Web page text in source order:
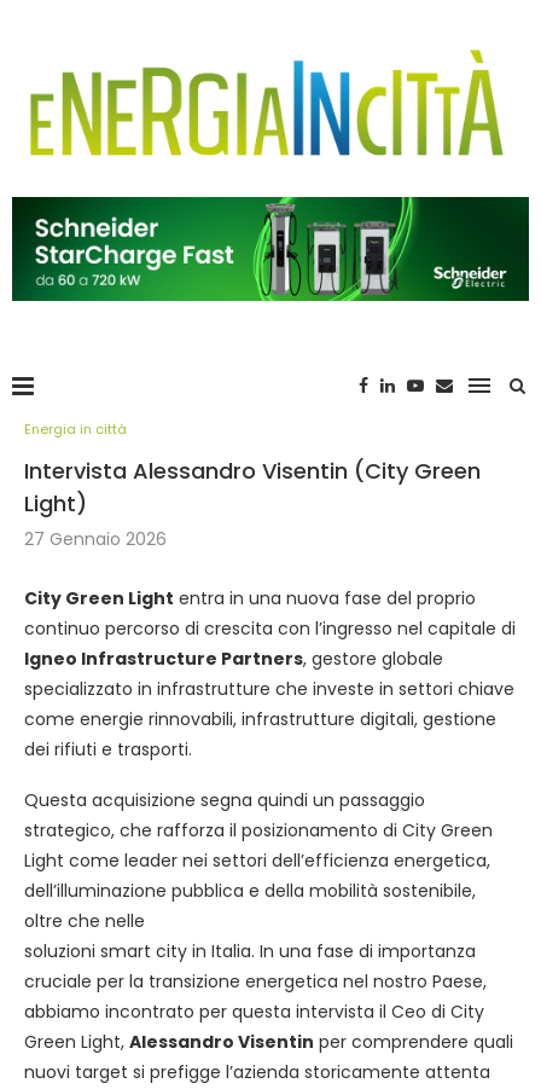
Energia in città
Intervista Alessandro Visentin (City Green
Light)
27 Gennaio 2026
City Green Light entra in una nuova fase del proprio
continuo percorso di crescita con l’ingresso nel capitale di
Igneo Infrastructure Partners, gestore globale
specializzato in infrastrutture che investe in settori chiave
come energie rinnovabili, infrastrutture digitali, gestione
dei rifiuti e trasporti.
Questa acquisizione segna quindi un passaggio
strategico, che rafforza il posizionamento di City Green
Light come leader nei settori dell’efficienza energetica,
dell’illuminazione pubblica e della mobilità sostenibile,
oltre che nelle
soluzioni smart city in Italia. In una fase di importanza
cruciale per la transizione energetica nel nostro Paese,
abbiamo incontrato per questa intervista il Ceo di City
Green Light, Alessandro Visentin per comprendere quali
nuovi target si prefigge l’azienda storicamente attenta